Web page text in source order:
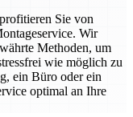
Sie von
Wir
Methoden, um
wie möglich zu
ein Büro oder ein
optimal an Ihre